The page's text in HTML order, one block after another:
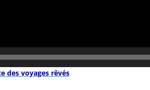
des voyages rêvés